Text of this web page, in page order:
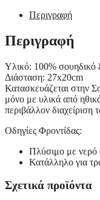
Περιγραφή
Περιγραφή
Υλικό: 100%
Διάσταση: 27x20cm
Κατασκευάζεται στην
μόνο με υλικά από
περιβάλλον διαχείριση
Οδηγίες Φροντίδας:
Πλύσιμο με νερό
Κατάλληλο για
Σχετικά προϊόντα